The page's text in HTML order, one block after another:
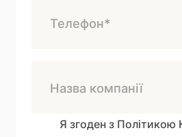
Я згоден з Політикою